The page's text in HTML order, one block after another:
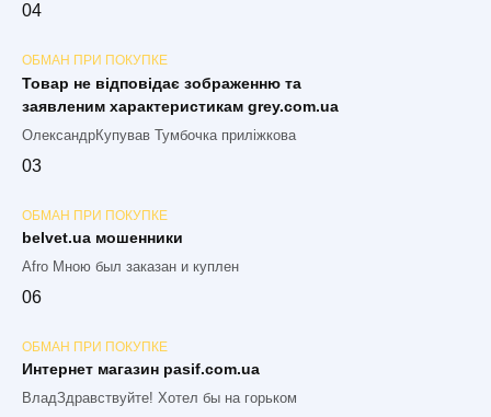
04
ОБМАН ПРИ ПОКУПКЕ
Товар не відповідає зображенню та
заявленим характеристикам grey.com.ua
ОлександрКупував Тумбочка приліжкова
03
ОБМАН ПРИ ПОКУПКЕ
belvet.ua мошенники
Afro Мною был заказан и куплен
06
ОБМАН ПРИ ПОКУПКЕ
Интернет магазин pasif.com.ua
ВладЗдравствуйте! Хотел бы на горьком